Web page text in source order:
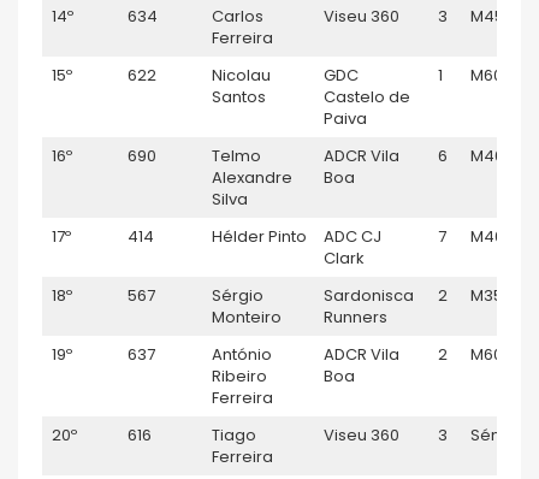
14º 634
Carlos
Ferreira
Viseu 360 3 M45
15º 622
Nicolau
Santos
GDC
Castelo de
Paiva
1 M60
16º 690
Telmo
Alexandre
Silva
ADCR Vila
Boa
6 M40
17º 414 Hélder Pinto
ADC CJ
Clark
7 M40
18º 567
Sérgio
Monteiro
Sardonisca
Runners
2 M35
19º 637
António
Ribeiro
Ferreira
ADCR Vila
Boa
2 M60
20º 616
Tiago
Ferreira
Viseu 360 3 Sénior M